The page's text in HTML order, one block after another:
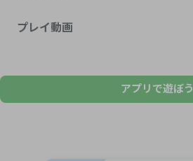
プレイ動画
アプリで遊ぼう